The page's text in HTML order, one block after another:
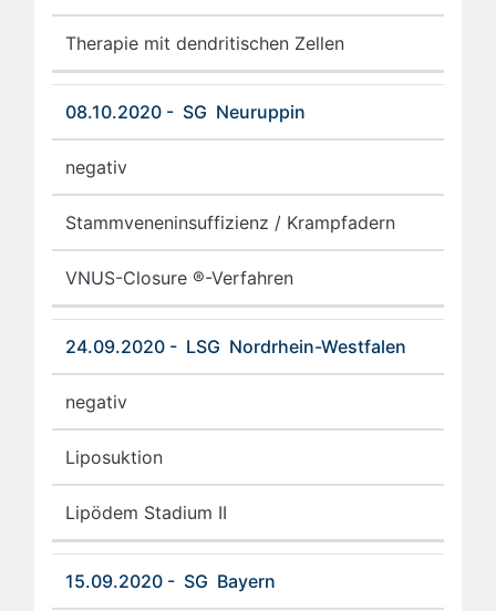
Therapie mit dendritischen Zellen
08.10.2020 - SG Neuruppin
negativ
Stammveneninsuffizienz / Krampfadern
VNUS-Closure ®-Verfahren
24.09.2020 - LSG Nordrhein-Westfalen
negativ
Liposuktion
Lipödem Stadium II
15.09.2020 - SG Bayern